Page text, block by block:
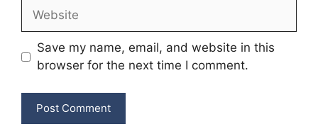
Website
Save my name, email, and website in this
browser for the next time I comment.